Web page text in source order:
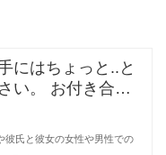
にはちょっと..と
き合い
彼氏と彼女の女性や男性での